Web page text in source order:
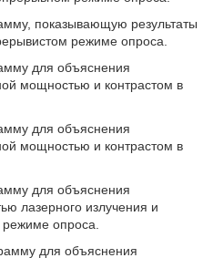
показывающую результаты
режиме опроса.
для объяснения
мощностью и контрастом в
для объяснения
мощностью и контрастом в
для объяснения
лазерного излучения и
режиме опроса.
для объяснения